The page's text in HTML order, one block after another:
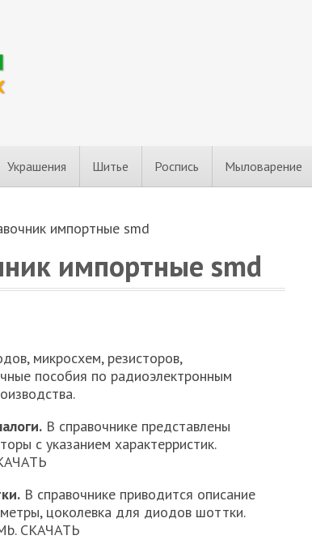
Украшения Шитье Роспись Мыловарение
импортные smd
импортные smd
микросхем, резисторов,
пособия по радиоэлектронным
В справочнике представлены
с указанием характерристик.
В справочнике приводится описание
цоколевка для диодов шоттки.
СКАЧАТЬ